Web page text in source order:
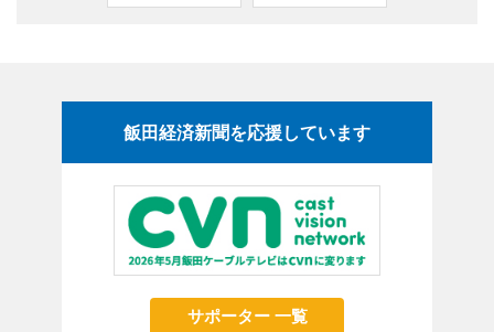
飯田経済新聞を応援しています
サポーター 一覧